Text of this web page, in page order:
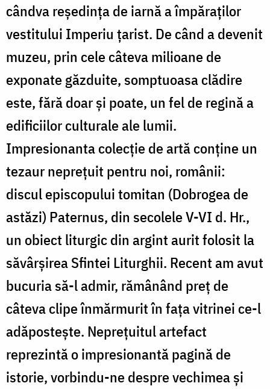
cândva reședința de iarnă a împăraților
vestitului Imperiu țarist. De când a devenit
muzeu, prin cele câteva milioane de
exponate găzduite, somptuoasa clădire
este, fără doar și poate, un fel de regină a
edificiilor culturale ale lumii.
Impresionanta colecție de artă conține un
tezaur neprețuit pentru noi, românii:
discul episcopului tomitan (Dobrogea de
astăzi) Paternus, din secolele V-VI d. Hr.,
un obiect liturgic din argint aurit folosit la
săvârșirea Sfintei Liturghii. Recent am avut
bucuria să-l admir, rămânând preț de
câteva clipe înmărmurit în fața vitrinei ce-l
adăpostește. Neprețuitul artefact
reprezintă o impresionantă pagină de
istorie, vorbindu-ne despre vechimea și